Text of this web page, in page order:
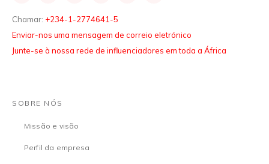
Chamar: +234-1-2774641-5
Enviar-nos uma mensagem de correio eletrónico
Junte-se à nossa rede de influenciadores em toda a África
SOBRE NÓS
Missão e visão
Perfil da empresa